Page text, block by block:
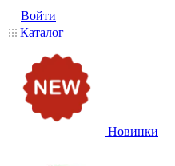
Войти
Каталог
Новинки